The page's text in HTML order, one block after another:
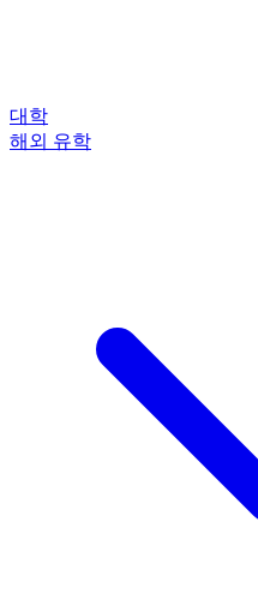
대학
해외 유학